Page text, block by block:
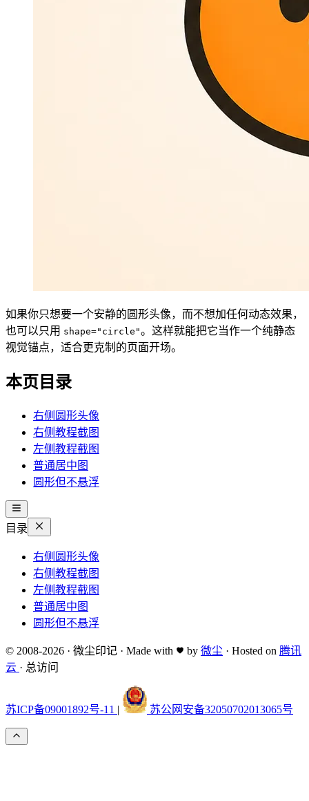
如果你只想要一个安静的圆形头像，而不想加任何动态效果，
也可以只用 shape="circle"。这样就能把它当作一个纯静态
视觉锚点，适合更克制的页面开场。
本页目录
右侧圆形头像
右侧教程截图
左侧教程截图
普通居中图
圆形但不悬浮
目录
右侧圆形头像
右侧教程截图
左侧教程截图
普通居中图
圆形但不悬浮
© 2008-2026 · 微尘印记 · Made with by 微尘 · Hosted on 腾讯
云 · 总访问
苏ICP备09001892号-11 | 苏公网安备32050702013065号